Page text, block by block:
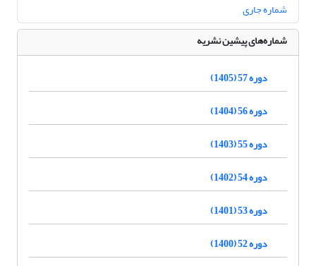
شماره جاری
شماره‌های پیشین نشریه
دوره 57 (1405)
دوره 56 (1404)
دوره 55 (1403)
دوره 54 (1402)
دوره 53 (1401)
دوره 52 (1400)